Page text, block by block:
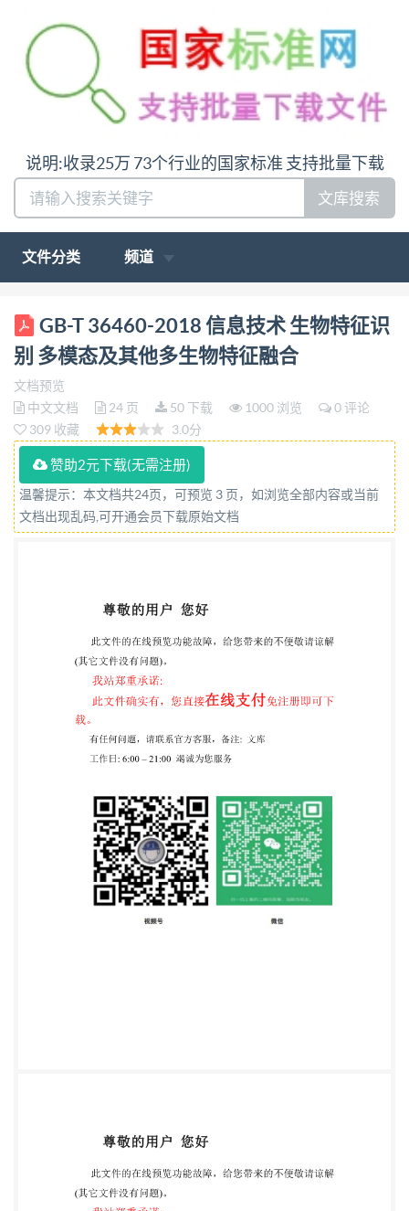
说明:收录25万 73个行业的国家标准 支持批量下载
文库搜索
文件分类 频道
ICS 35.240.15 GB L 71 中华人民共和国国家标准
GB/T36460—2018 信息技术生物特征识别 多模态及
其他多生物特征融合 Informationtechnology-
Biometrics- Multimodal and other multibiometric
fusion （ISO/IECTR24722:2015,MOD） 2018-06-07
发布 2019-01-01实施 国家市场监督管理总局 发布 中
国国家标准化管理委员会 GB/T36460—2018 目 次 前
言 引言 I 范围 2 规范性引用文件 3 术语和定义 多模态
及其他多生物特征识别系统 组合层级 用于多生物特
GB-T 36460-2018 信息技术 生物特征识
别 多模态及其他多生物特征融合
文档预览
中文文档
24 页 50 下载 1000 浏览
0 评论
309 收藏
3.0分
赞助2元下载(无需注册)
温馨提示：本文档共24页，可预览 3 页，如浏览全部内容或当前
文档出现乱码,可开通会员下载原始文档